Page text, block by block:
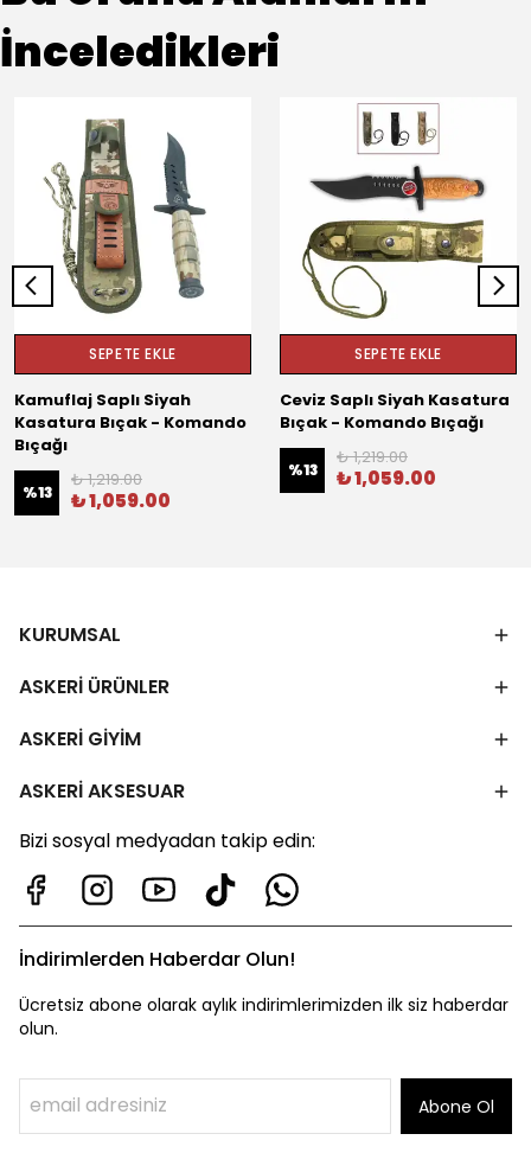
İnceledikleri
SEPETE EKLE
Kamuflaj Saplı Siyah
Kasatura Bıçak - Komando
Bıçağı
%13
₺ 1,219.00
₺ 1,059.00
SEPETE EKLE
Ceviz Saplı Siyah Kasatura
Bıçak - Komando Bıçağı
%13
₺ 1,219.00
₺ 1,059.00
KURUMSAL
ASKERİ ÜRÜNLER
ASKERİ GİYİM
ASKERİ AKSESUAR
Bizi sosyal medyadan takip edin:
İndirimlerden Haberdar Olun!
Ücretsiz abone olarak aylık indirimlerimizden ilk siz haberdar
olun.
Abone Ol